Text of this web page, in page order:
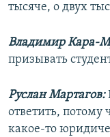
тысяче, о двух
Владимир Кара-
призывать
Руслан Мартагов:
ответить, потому
какое-то